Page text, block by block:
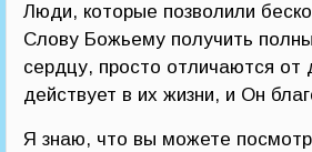
Люди, которые позволили
Слову Божьему получить
сердцу, просто отличаются от
действует в их жизни, и Он
Я знаю, что вы можете